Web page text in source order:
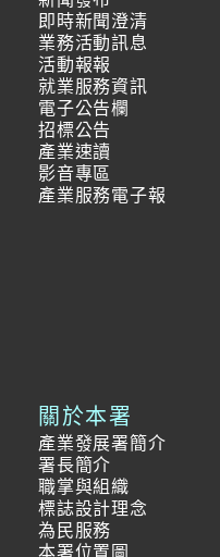
即時新聞澄清
業務活動訊息
活動報報
就業服務資訊
電子公告欄
招標公告
產業速讀
影音專區
產業服務電子報
關於本署
產業發展署簡介
署長簡介
職掌與組織
標誌設計理念
為民服務
本署位置圖